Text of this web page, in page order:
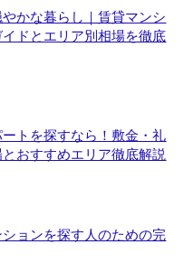
かな暮らし｜賃貸マンシ
ドとエリア別相場を徹底
トを探すなら！敷金・礼
おすすめエリア徹底解説
ョンを探す人のための完